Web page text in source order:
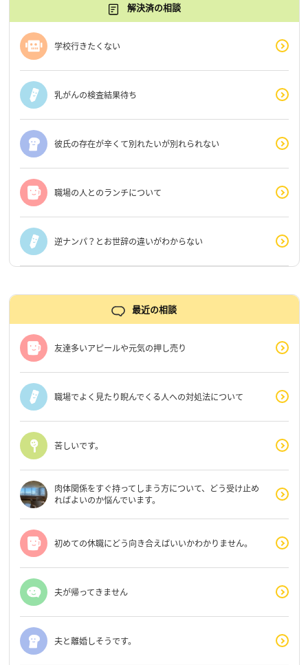
解決済の相談
学校行きたくない
乳がんの検査結果待ち
彼氏の存在が辛くて別れたいが別れられない
職場の人とのランチについて
逆ナンパ？とお世辞の違いがわからない
最近の相談
友達多いアピールや元気の押し売り
職場でよく見たり睨んでくる人への対処法について
苦しいです。
肉体関係をすぐ持ってしまう方について、どう受け止め
ればよいのか悩んでいます。
初めての休職にどう向き合えばいいかわかりません。
夫が帰ってきません
夫と離婚しそうです。